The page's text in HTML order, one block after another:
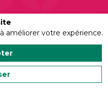
améliorer votre expérience.